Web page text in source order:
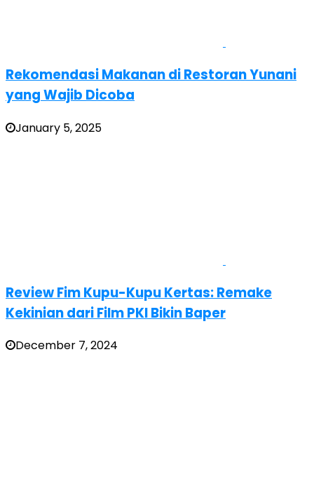
Rekomendasi Makanan di Restoran Yunani
yang Wajib Dicoba
January 5, 2025
Review Fim Kupu-Kupu Kertas: Remake
Kekinian dari Film PKI Bikin Baper
December 7, 2024